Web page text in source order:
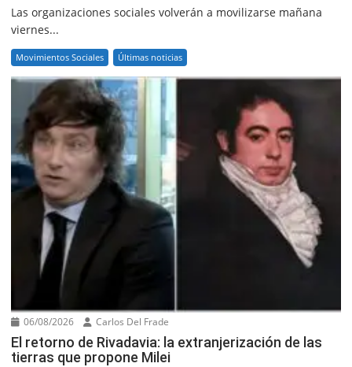
Las organizaciones sociales volverán a movilizarse mañana
viernes...
Movimientos Sociales Últimas noticias
06/08/2026 Carlos Del Frade
El retorno de Rivadavia: la extranjerización de las
tierras que propone Milei